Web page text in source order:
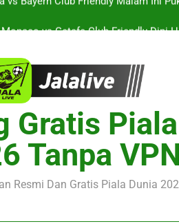
vs Indonesia Piala ASEAN
vs Bayern Club Friendly Malam Ini
vs Getafe Club Friendly Dini
Liga Eropa UEFA Malam Ini Pukul
Gratis
Tanpa VPN
Resmi Dan Gratis Piala Dunia